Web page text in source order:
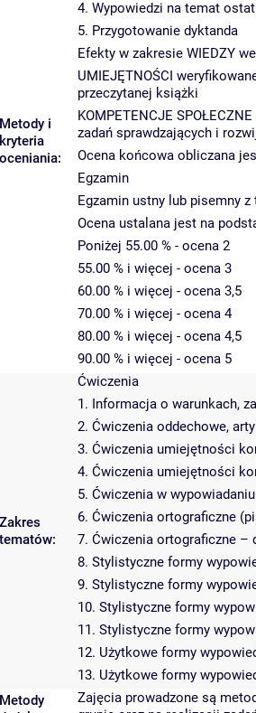
Metody i
kryteria
oceniania:
4. Wypowiedzi na temat
5. Przygotowanie dyktanda
Efekty w zakresie WIEDZY
UMIEJĘTNOŚCI
przeczytanej książki
KOMPETENCJE
zadań sprawdzających i
Ocena końcowa obliczana
Egzamin
Egzamin ustny lub pisemny
Ocena ustalana jest na
Poniżej 55.00 % - ocena 2
55.00 % i więcej - ocena 3
60.00 % i więcej - ocena 3,5
70.00 % i więcej - ocena 4
80.00 % i więcej - ocena 4,5
90.00 % i więcej - ocena 5
Zakres
tematów:
Ćwiczenia
1. Informacja o warunkach,
2. Ćwiczenia oddechowe,
3. Ćwiczenia umiejętności
4. Ćwiczenia umiejętności
5. Ćwiczenia w
6. Ćwiczenia ortograficzne
7. Ćwiczenia ortograficzne –
8. Stylistyczne formy
9. Stylistyczne formy
10. Stylistyczne formy
11. Stylistyczne formy
12. Użytkowe formy
13. Użytkowe formy
Metody
Zajęcia prowadzone są